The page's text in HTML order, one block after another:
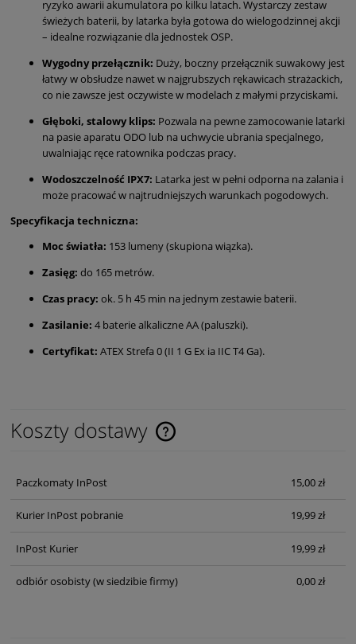
ryzyko awarii akumulatora po kilku latach. Wystarczy zestaw
świeżych baterii, by latarka była gotowa do wielogodzinnej akcji
– idealne rozwiązanie dla jednostek OSP.
Wygodny przełącznik: Duży, boczny przełącznik suwakowy jest
łatwy w obsłudze nawet w najgrubszych rękawicach strażackich,
co nie zawsze jest oczywiste w modelach z małymi przyciskami.
Głęboki, stalowy klips: Pozwala na pewne zamocowanie latarki
na pasie aparatu ODO lub na uchwycie ubrania specjalnego,
uwalniając ręce ratownika podczas pracy.
Wodoszczelność IPX7: Latarka jest w pełni odporna na zalania i
może pracować w najtrudniejszych warunkach pogodowych.
Specyfikacja techniczna:
Moc światła: 153 lumeny (skupiona wiązka).
Zasięg: do 165 metrów.
Czas pracy: ok. 5 h 45 min na jednym zestawie baterii.
Zasilanie: 4 baterie alkaliczne AA (paluszki).
Certyfikat: ATEX Strefa 0 (II 1 G Ex ia IIC T4 Ga).
Koszty dostawy
Cena nie zawiera ewentualnych kosztów płatności
Paczkomaty InPost 15,00 zł
Kurier InPost pobranie 19,99 zł
InPost Kurier 19,99 zł
odbiór osobisty(w siedzibie firmy) 0,00 zł